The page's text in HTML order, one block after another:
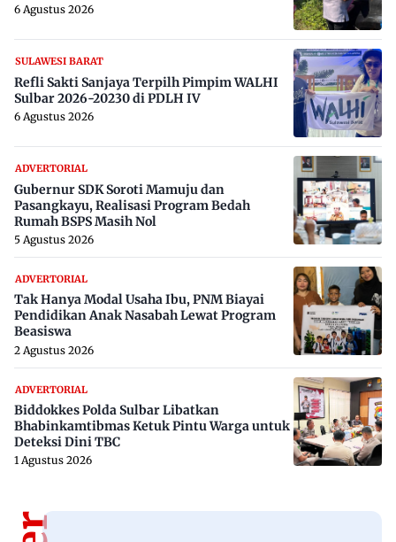
6 Agustus 2026
SULAWESI BARAT
Refli Sakti Sanjaya Terpilh Pimpim WALHI
Sulbar 2026-20230 di PDLH IV
6 Agustus 2026
ADVERTORIAL
Gubernur SDK Soroti Mamuju dan
Pasangkayu, Realisasi Program Bedah
Rumah BSPS Masih Nol
5 Agustus 2026
ADVERTORIAL
Tak Hanya Modal Usaha Ibu, PNM Biayai
Pendidikan Anak Nasabah Lewat Program
Beasiswa
2 Agustus 2026
ADVERTORIAL
Biddokkes Polda Sulbar Libatkan
Bhabinkamtibmas Ketuk Pintu Warga untuk
Deteksi Dini TBC
1 Agustus 2026